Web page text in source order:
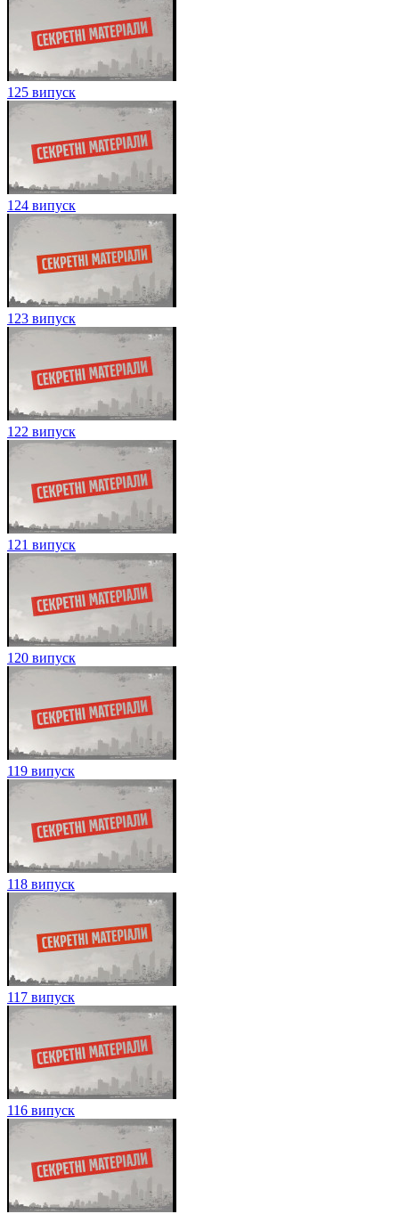
125 випуск
124 випуск
123 випуск
122 випуск
121 випуск
120 випуск
119 випуск
118 випуск
117 випуск
116 випуск